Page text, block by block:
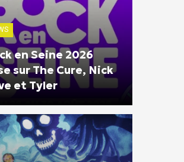
en Seine 2026
sur The Cure, Nick
et Tyler